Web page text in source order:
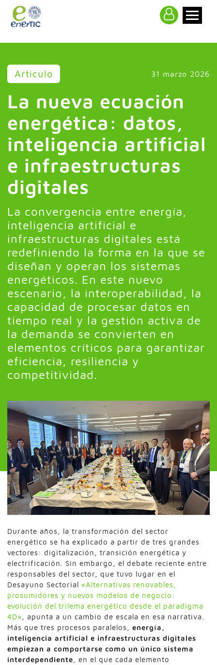
Articulo 31 marzo 2026
La nueva ecuación
energética: datos,
inteligencia artificial
e infraestructuras
digitales
La convergencia entre energía,
inteligencia artificial e
infraestructuras digitales está
redefiniendo la forma en la que se
diseñan y operan los sistemas
energéticos. En este nuevo
escenario, la interoperabilidad, la
capacidad de procesar datos en
tiempo real y la gestión activa de
la demanda se convierten en
elementos críticos para garantizar
eficiencia, resiliencia y
competitividad.
Durante años, la transformación del sector
energético se ha explicado a partir de tres grandes
vectores: digitalización, transición energética y
electrificación. Sin embargo, el debate reciente entre
responsables del sector, que tuvo lugar en el
Desayuno Sectorial «Alternativas renovables,
prosumidores y nuevos modelos de negocio:
evolución del trilema energético desde el paradigma
4D» , apunta a un cambio de escala en esa narrativa.
Más que tres procesos paralelos, energía,
inteligencia artificial e infraestructuras digitales
empiezan a comportarse como un único sistema
interdependiente , en el que cada elemento